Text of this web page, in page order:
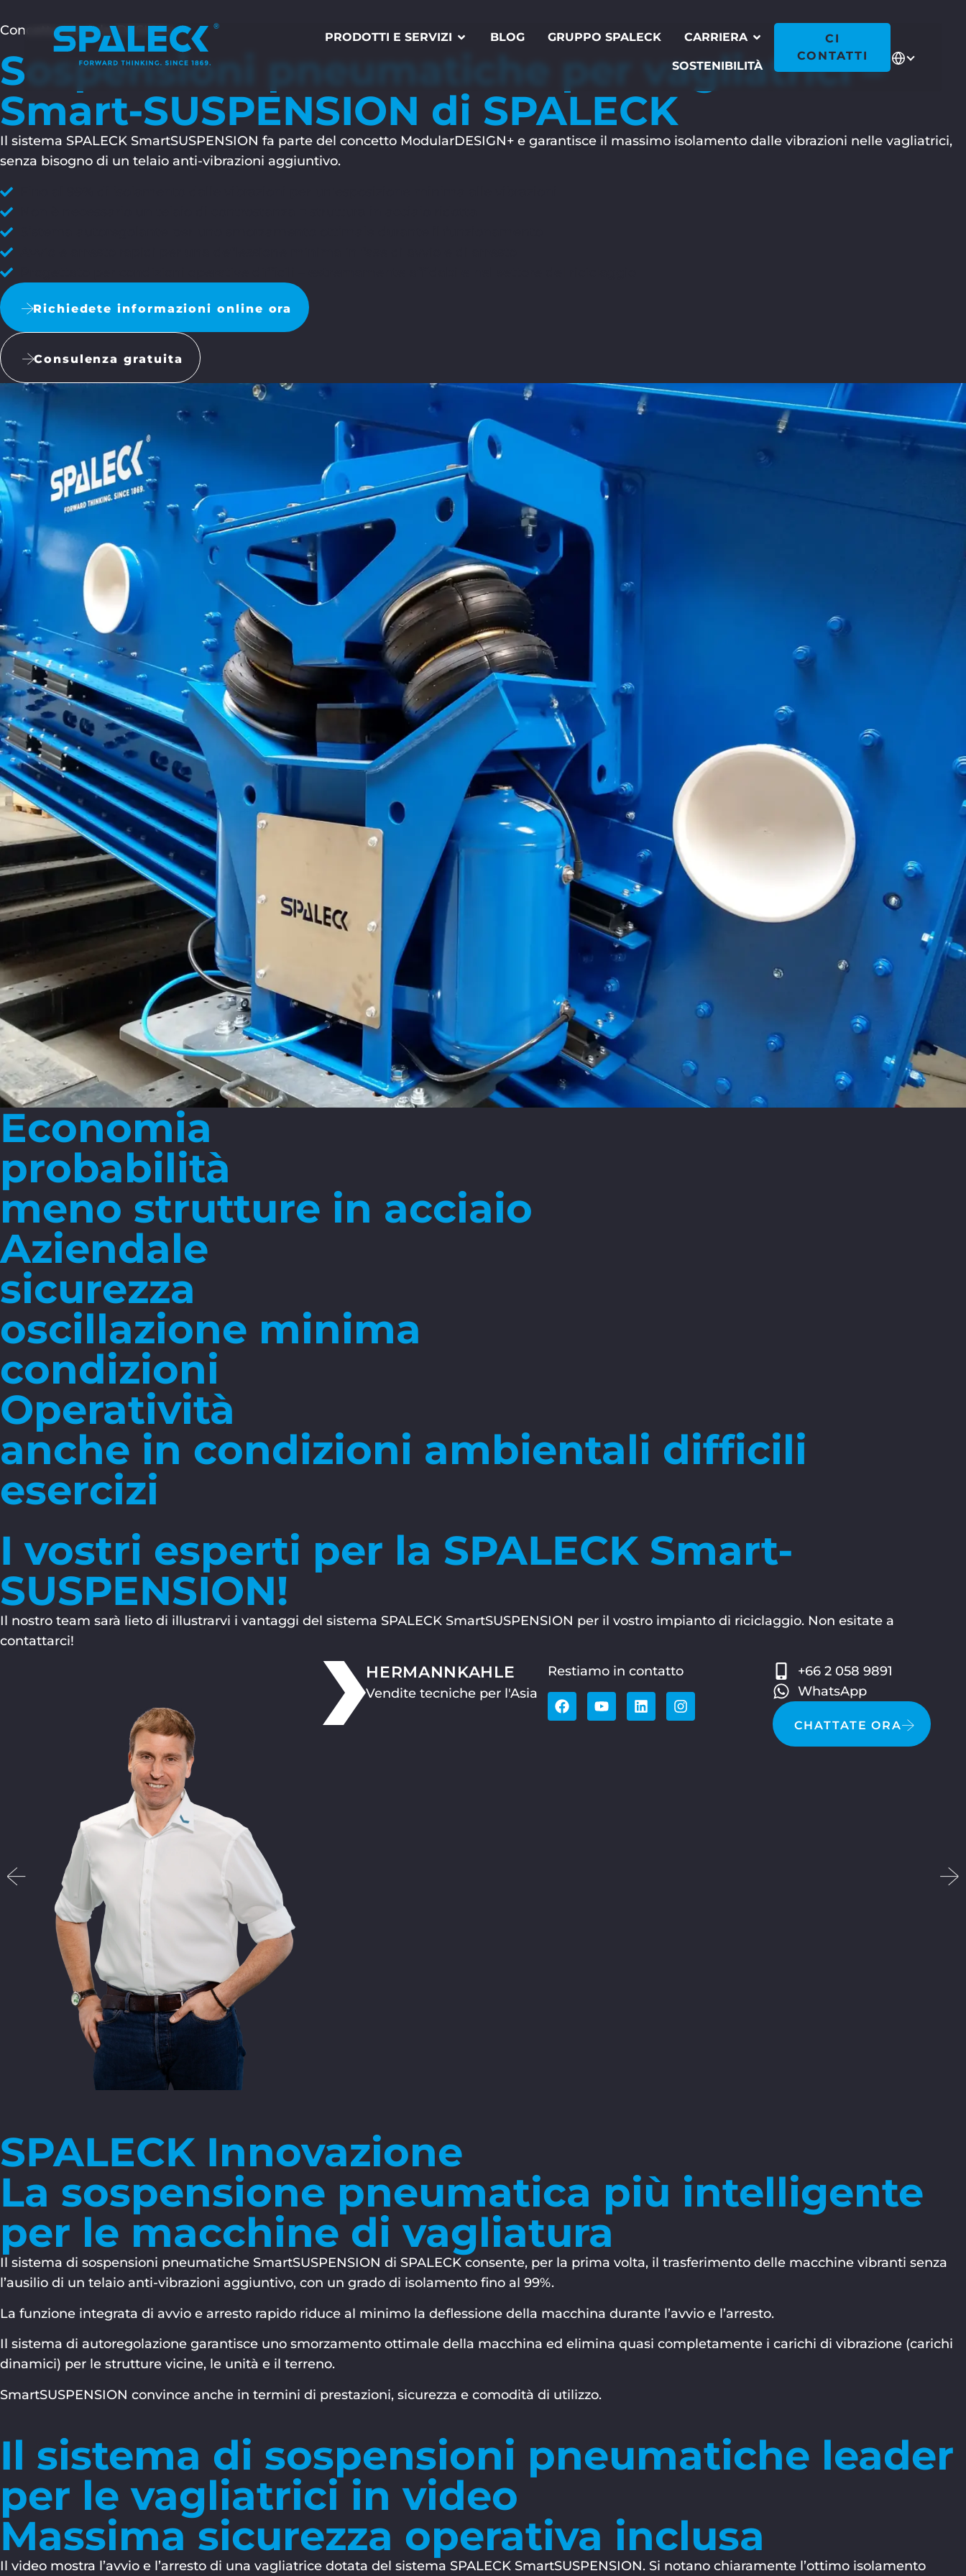
PRODOTTI E SERVIZI BLOG GRUPPO SPALECK CARRIERA
SOSTENIBILITÀ
CI
CONTATTI
Concetto ModularDESIGN+
Sospensioni pneumatiche per vagliatrici –
Smart-SUSPENSION di SPALECK
Il sistema SPALECK SmartSUSPENSION fa parte del concetto ModularDESIGN+ e garantisce il massimo isolamento dalle vibrazioni nelle vagliatrici,
senza bisogno di un telaio anti-vibrazioni aggiuntivo.
Richiedete informazioni online ora
Consulenza gratuita
Economia
probabilità
meno strutture in acciaio
Aziendale
sicurezza
oscillazione minima
condizioni
Operatività
anche in condizioni ambientali difficili
esercizi
I vostri esperti per la SPALECK Smart-
SUSPENSION!
Il nostro team sarà lieto di illustrarvi i vantaggi del sistema SPALECK SmartSUSPENSION per il vostro impianto di riciclaggio. Non esitate a
contattarci!
HERMANNKAHLE
Vendite tecniche per l'Asia
Restiamo in contatto
+66 2 058 9891
WhatsApp
CHATTATE ORA
SPALECK Innovazione
La sospensione pneumatica più intelligente
per le macchine di vagliatura
Il sistema di sospensioni pneumatiche SmartSUSPENSION di SPALECK consente, per la prima volta, il trasferimento delle macchine vibranti senza
l’ausilio di un telaio anti-vibrazioni aggiuntivo, con un grado di isolamento fino al 99%.
La funzione integrata di avvio e arresto rapido riduce al minimo la deflessione della macchina durante l’avvio e l’arresto.
Il sistema di autoregolazione garantisce uno smorzamento ottimale della macchina ed elimina quasi completamente i carichi di vibrazione (carichi
dinamici) per le strutture vicine, le unità e il terreno.
SmartSUSPENSION convince anche in termini di prestazioni, sicurezza e comodità di utilizzo.
Il sistema di sospensioni pneumatiche leader
per le vagliatrici in video
Massima sicurezza operativa inclusa
Il video mostra l’avvio e l’arresto di una vagliatrice dotata del sistema SPALECK SmartSUSPENSION. Si notano chiaramente l’ottimo isolamento